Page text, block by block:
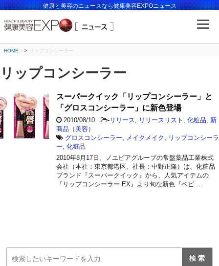
健康と美容のニュースなら健康美容EXPOニュース
HOME > リップコンシーラー
リップコンシーラー
スーパークイック「リップコンシーラー」と
「グロスコンシーラー」に新色登場
2010/08/10 - リリース リリースリスト 化粧品
新
商品（美容）
グロスコンシーラー
メイクメイク
リップコンシーラ
ー 化粧品
2010年8月17日、ノエビアグループの常盤薬品工業株式
会社（本社：東京都港区、社長：中野正隆）は、化粧品
ブランド『スーパークイック』から、人気アイテムの
『リップコンシーラー EX』より旬な新色『ベビ …